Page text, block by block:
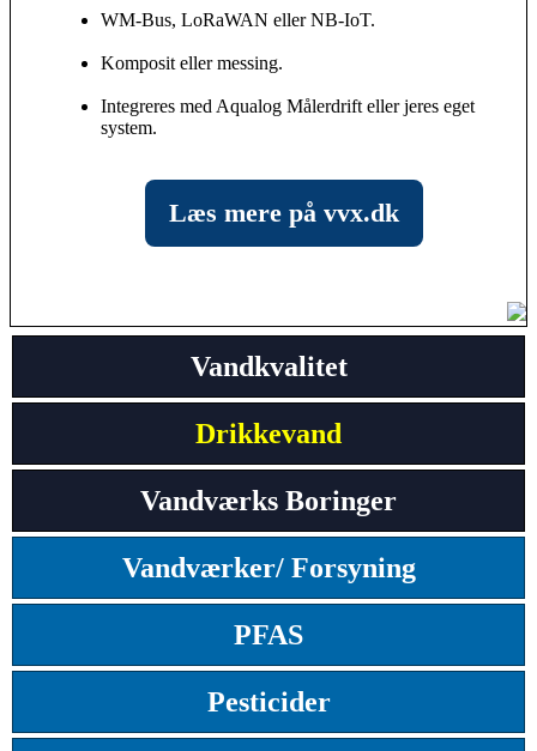
WM-Bus, LoRaWAN eller NB-IoT.
Komposit eller messing.
Integreres med Aqualog Målerdrift eller jeres eget
system.
Læs mere på vvx.dk
Vandkvalitet
Drikkevand
Vandværks Boringer
Vandværker/ Forsyning
PFAS
Pesticider